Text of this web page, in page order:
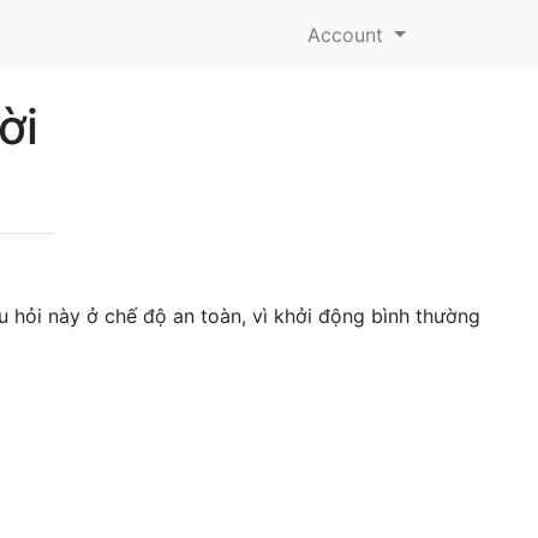
Account
hỏi này ở chế độ an toàn, vì khởi động bình thường